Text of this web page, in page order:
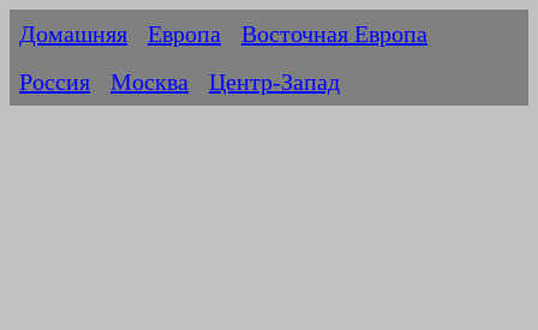
Домашняя Европа
Восточная Европа
Россия
Москва Центр-Запад